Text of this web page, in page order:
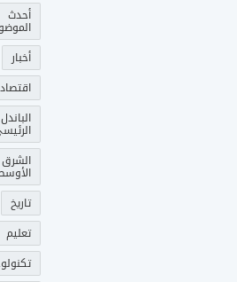
أحدث
أخبار
اقتصاد
الباندل
الشرق
تاريخ
تعليم